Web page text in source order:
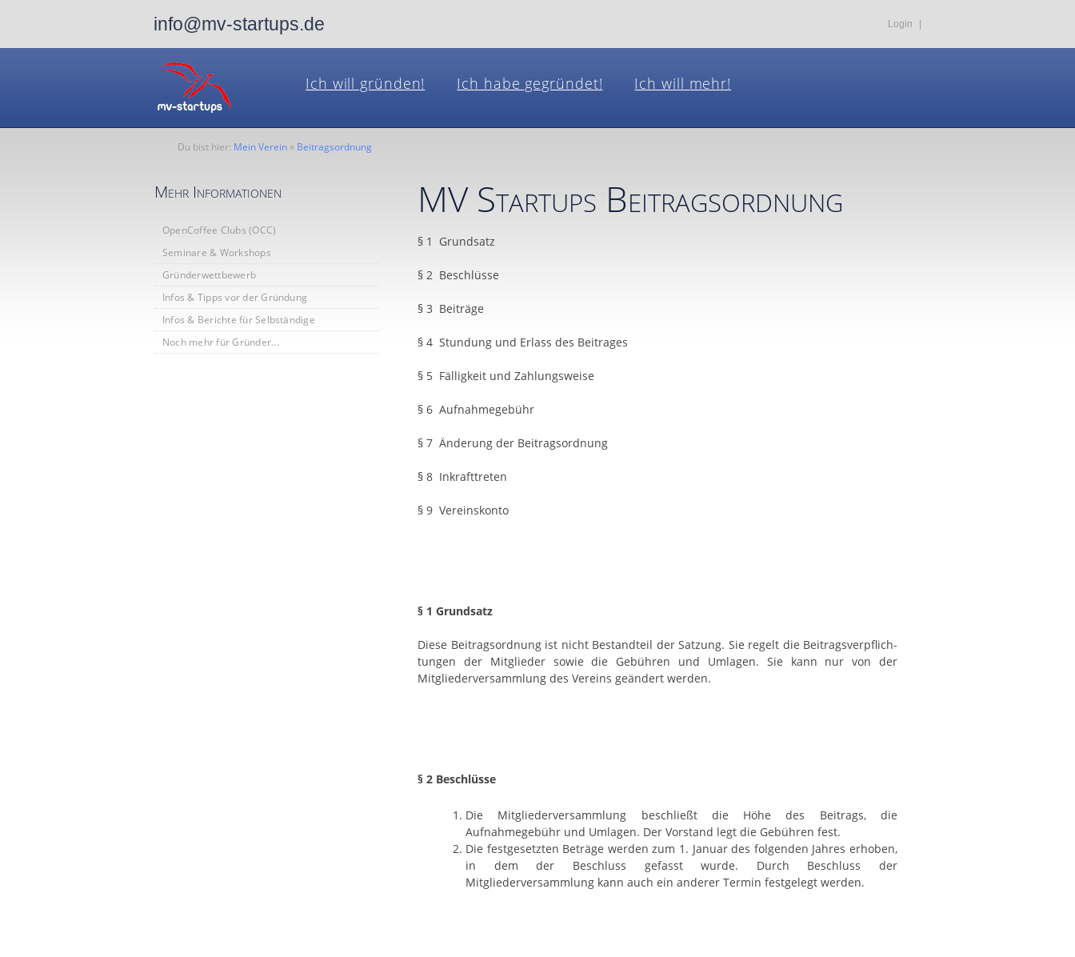
info@mv-startups.de Login
Ich will gründen! Ich habe gegründet! Ich will mehr!
Du bist hier: Mein Verein » Beitragsordnung
Mehr Informationen
OpenCoffee Clubs (OCC)
Seminare & Workshops
Gründerwettbewerb
Infos & Tipps vor der Gründung
Infos & Berichte für Selbständige
Noch mehr für Gründer...
MV Startups Beitragsordnung
§ 1 Grundsatz
§ 2 Beschlüsse
§ 3 Beiträge
§ 4 Stundung und Erlass des Beitrages
§ 5 Fälligkeit und Zahlungsweise
§ 6 Aufnahmegebühr
§ 7 Änderung der Beitragsordnung
§ 8 Inkrafttreten
§ 9 Vereinskonto
§ 1 Grundsatz
Diese Beitragsordnung ist nicht Bestandteil der Satzung. Sie regelt die Beitragsverpflich-
tungen der Mitglieder sowie die Gebühren und Umlagen. Sie kann nur von der
Mitgliederversammlung des Vereins geändert werden.
§ 2 Beschlüsse
Die Mitgliederversammlung beschließt die Höhe des Beitrags, die
Aufnahmegebühr und Umlagen. Der Vorstand legt die Gebühren fest.
Die festgesetzten Beträge werden zum 1. Januar des folgenden Jahres erhoben,
in dem der Beschluss gefasst wurde. Durch Beschluss der
Mitgliederversammlung kann auch ein anderer Termin festgelegt werden.